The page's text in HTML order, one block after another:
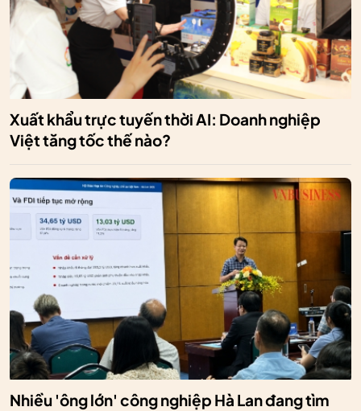
Xuất khẩu trực tuyến thời AI: Doanh nghiệp
Việt tăng tốc thế nào?
Nhiều 'ông lớn' công nghiệp Hà Lan đang tìm